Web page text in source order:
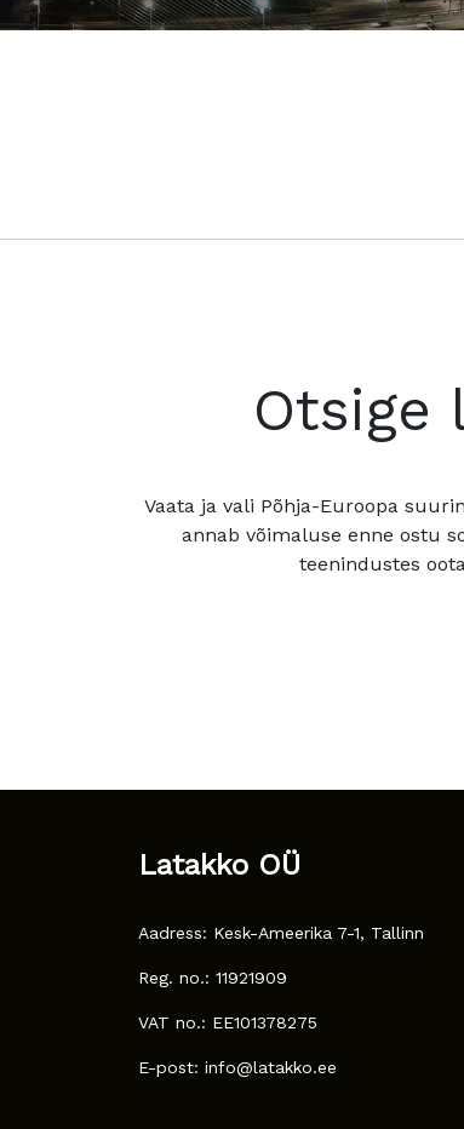
Otsige
Vaata ja vali Põhja-Euroopa
annab võimaluse enne ostu
teenindustes
Latakko OÜ
Aadress: Kesk-Ameerika 7-1, Tallinn
Reg. no.: 11921909
VAT no.: EE101378275
E-post: info@latakko.ee